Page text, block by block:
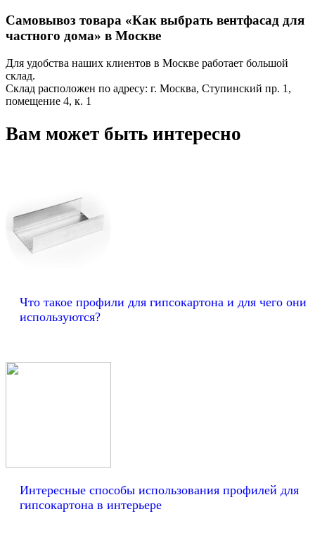
Самовывоз товара «Как выбрать вентфасад для
частного дома» в Москве
Для удобства наших клиентов в Москве работает большой
склад.
Склад расположен по адресу: г. Москва, Ступинский пр. 1,
помещение 4, к. 1
Вам может быть интересно
Что такое профили для гипсокартона и для чего они
используются?
Интересные способы использования профилей для
гипсокартона в интерьере